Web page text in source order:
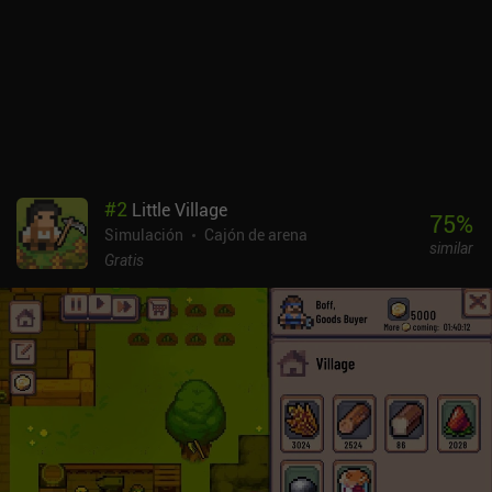
muchos elementos, como las antorchas de llama, no tienen efectos
de sonido únicos. Besiege se puede probar gratis, con un iAP de
7,99 $ para desbloquear el juego completo. Es un sandbox
realmente divertido, con mucha libertad y creatividad, ideal para
los amantes de las máquinas y de la física.
#2 Little Village
Simulación
Cajón de arena
Gratis
75%
similar